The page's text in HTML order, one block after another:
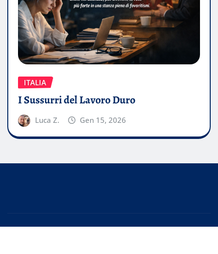
ITALIA
I Sussurri del Lavoro Duro
Luca Z. Gen 15, 2026